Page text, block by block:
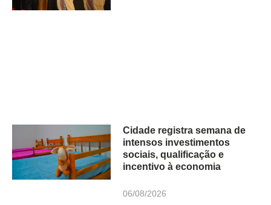
Cidade registra semana de
intensos investimentos
sociais, qualificação e
incentivo à economia
06/08/2026